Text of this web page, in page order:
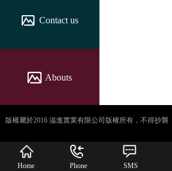
Contact us
Abouts
版權屬於2016 溢進實業有限公司版權所有，不得抄襲
Home Phone SMS